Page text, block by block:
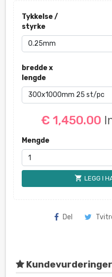
Tykkelse /
styrke
bredde x
lengde
€ 1,450.00
Mengde
shopping_cart LEGG I
Del